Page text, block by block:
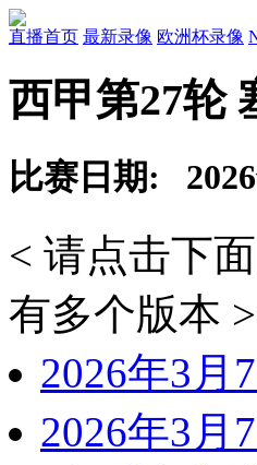
直播首页 最新录像 欧洲杯录像
西甲第27轮
比赛日期:
< 请点击下
有多个版本 >
2026年3月
2026年3月